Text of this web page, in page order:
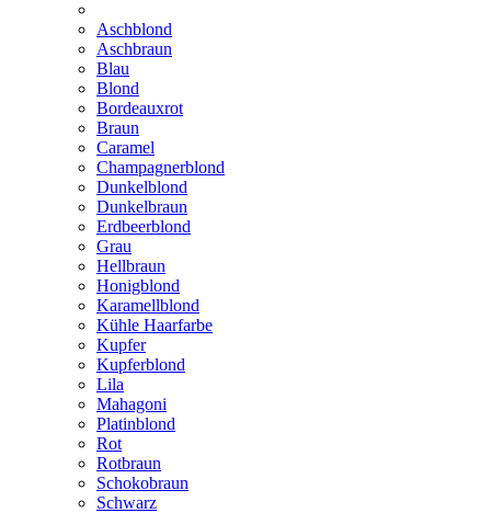
Aschblond
Aschbraun
Blau
Blond
Bordeauxrot
Braun
Caramel
Champagnerblond
Dunkelblond
Dunkelbraun
Erdbeerblond
Grau
Hellbraun
Honigblond
Karamellblond
Kühle Haarfarbe
Kupfer
Kupferblond
Lila
Mahagoni
Platinblond
Rot
Rotbraun
Schokobraun
Schwarz